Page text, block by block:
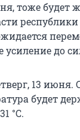
тоже будет
республики
до
13
будет
°С.